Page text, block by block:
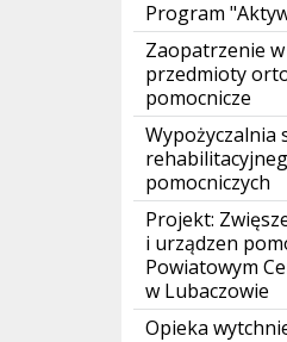
Program
Zaopatrzenie
przedmioty
pomocnicze
Wypożyczalnia
pomocniczych
Projekt:
i urządzen
Powiatowym
w Lubaczowie
Opieka